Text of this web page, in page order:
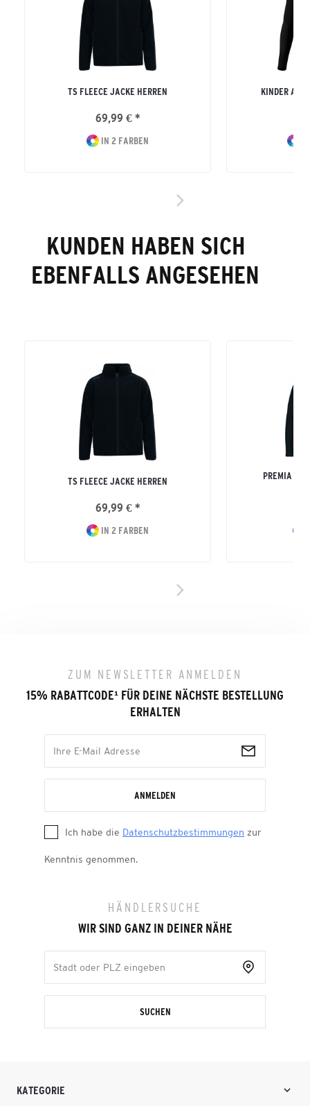
TS FLEECE JACKE HERREN
69,99 € *
IN 2 FARBEN
KINDER
KUNDEN HABEN SICH
EBENFALLS ANGESEHEN
TS FLEECE JACKE HERREN
69,99 € *
IN 2 FARBEN
PREMIA
ZUM NEWSLETTER ANMELDEN
15% RABATTCODE¹ FÜR DEINE NÄCHSTE BESTELLUNG
ERHALTEN
ANMELDEN
Ich habe die Datenschutzbestimmungen zur
Kenntnis genommen.
HÄNDLERSUCHE
WIR SIND GANZ IN DEINER NÄHE
SUCHEN
KATEGORIE